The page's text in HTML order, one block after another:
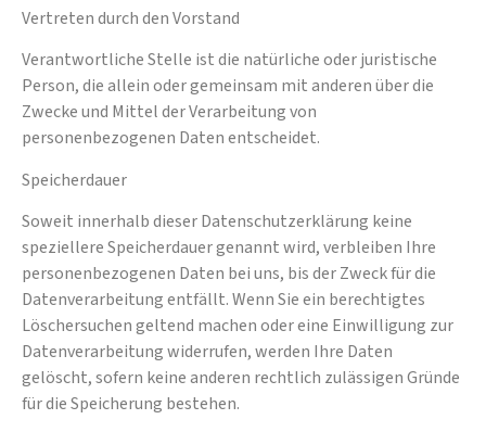
Vertreten durch den Vorstand
Verantwortliche Stelle ist die natürliche oder juristische
Person, die allein oder gemeinsam mit anderen über die
Zwecke und Mittel der Verarbeitung von
personenbezogenen Daten entscheidet.
Speicherdauer
Soweit innerhalb dieser Datenschutzerklärung keine
speziellere Speicherdauer genannt wird, verbleiben Ihre
personenbezogenen Daten bei uns, bis der Zweck für die
Datenverarbeitung entfällt. Wenn Sie ein berechtigtes
Löschersuchen geltend machen oder eine Einwilligung zur
Datenverarbeitung widerrufen, werden Ihre Daten
gelöscht, sofern keine anderen rechtlich zulässigen Gründe
für die Speicherung bestehen.